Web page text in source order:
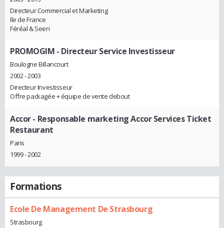
Directeur Commercial et Marketing
Ile de France
Féréal & Seeri
PROMOGIM - Directeur Service Investisseur
Boulogne Billancourt
2002 - 2003
Directeur Investisseur
Offre packagée + équipe de vente debout
Accor- Responsable marketing Accor Services Ticket
Restaurant
Paris
1999 - 2002
Formations
Ecole De Management De Strasbourg
Strasbourg